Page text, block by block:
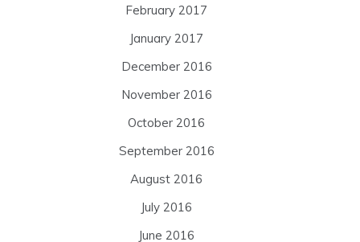
February 2017
January 2017
December 2016
November 2016
October 2016
September 2016
August 2016
July 2016
June 2016